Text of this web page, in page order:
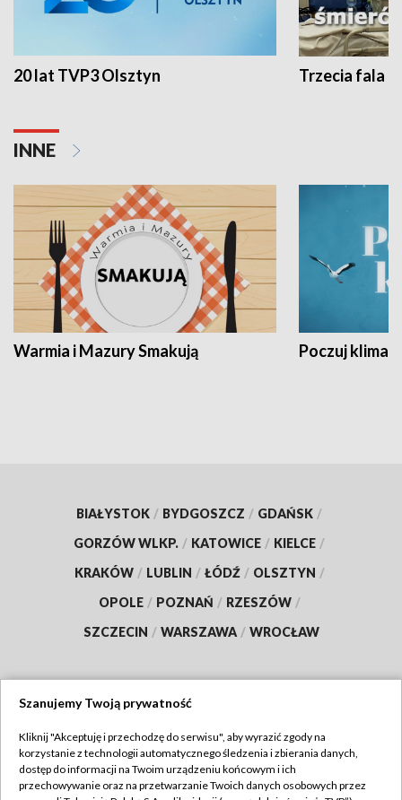
20 lat TVP3 Olsztyn Trzecia fala -
INNE
Warmia i Mazury Smakują Poczuj klimat
BIAŁYSTOK / BYDGOSZCZ / GDAŃSK /
GORZÓW WLKP. / KATOWICE / KIELCE /
KRAKÓW / LUBLIN / ŁÓDŹ / OLSZTYN /
OPOLE / POZNAŃ / RZESZÓW /
SZCZECIN / WARSZAWA / WROCŁAW
TVP
Abonament TVP
Regulamin TVP
Szanujemy Twoją prywatność
Kliknij "Akceptuję i przechodzę do serwisu", aby wyrazić zgody na
korzystanie z technologii automatycznego śledzenia i zbierania danych,
dostęp do informacji na Twoim urządzeniu końcowym i ich
przechowywanie oraz na przetwarzanie Twoich danych osobowych przez